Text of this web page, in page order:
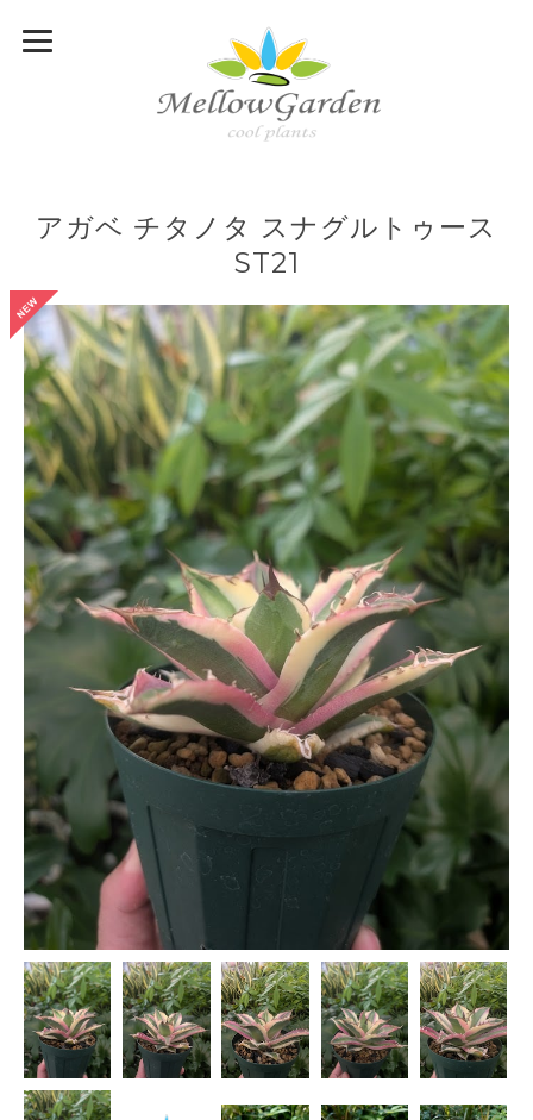
アガベ チタノタ スナグルトゥース
ST21